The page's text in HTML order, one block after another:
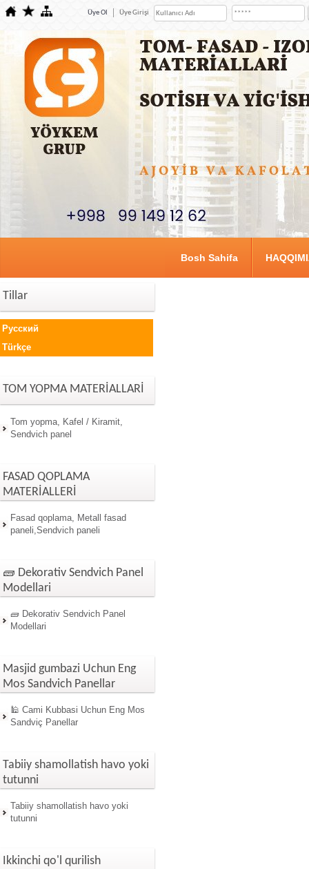
Üye Ol Üye Girişi
Bosh Sahifa
Tillar
Русский
Türkçe
TOM YOPMA MATERİALLARİ
Tom yopma, Kafel / Kiramit,
Sendvich panel
FASAD QOPLAMA
MATERİALLERİ
Fasad qoplama, Metall fasad
paneli,Sendvich paneli
🧱 Dekorativ Sendvich Panel
Modellari
🧱 Dekorativ Sendvich Panel
Modellari
Masjid gumbazi Uchun Eng
Mos Sandvich Panellar
🕌 Cami Kubbasi Uchun Eng Mos
Sandviç Panellar
Tabiiy shamollatish havo yoki
tutunni
Tabiiy shamollatish havo yoki
tutunni
Ikkinchi qo'l qurilish